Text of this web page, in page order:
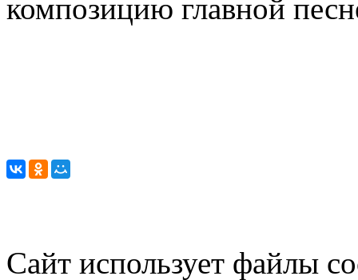
композицию главной
Сайт использует файлы